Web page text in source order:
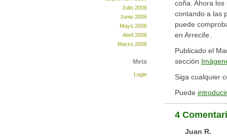
coña. Ahora
contando a las
puede
en Arrecife.
Publicado el
sección
Siga cualquier
Puede
4
Juan R.
Julio 2006
Junio 2006
Mayo 2006
Abril 2006
Marzo 2006
Meta
Login